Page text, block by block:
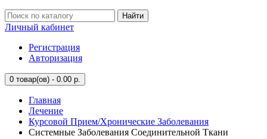
Найти
Личный кабинет
Регистрация
Авторизация
0 товар(ов) - 0.00 р.
Главная
Лечение
Курсовой Прием/Хронические Заболевания
Системные Заболевания Соединительной Ткани